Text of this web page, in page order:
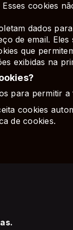
cookies
dados
de email.
que
exibidas na
para permitir
cookies
de cookies.